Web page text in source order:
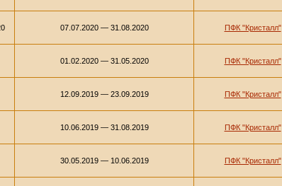
07.07.2020 — 31.08.2020 ПФК "Кристалл"
01.02.2020 — 31.05.2020 ПФК "Кристалл"
12.09.2019 — 23.09.2019 ПФК "Кристалл"
10.06.2019 — 31.08.2019 ПФК "Кристалл"
30.05.2019 — 10.06.2019 ПФК "Кристалл"